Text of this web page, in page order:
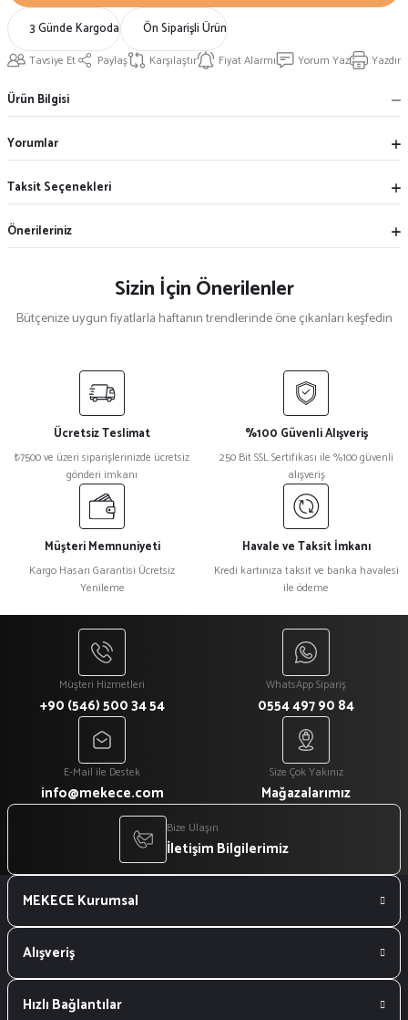
3 Günde Kargoda Ön Siparişli Ürün
Tavsiye Et Paylaş Karşılaştır Fiyat Alarmı Yorum Yaz Yazdır
Ürün Bilgisi
Yorumlar
Taksit Seçenekleri
Önerileriniz
Sizin İçin Önerilenler
Bütçenize uygun fiyatlarla haftanın trendlerinde öne çıkanları keşfedin
Nikah Şekeri Hediyeliği Metal Ayna Magnet Nks-01
₺ 47
%15
Kristal Plaket Ekt-165a
₺ 918
Ücretsiz Teslimat
₺7500 ve üzeri siparişlerinizde ücretsiz
gönderi imkanı
%100 Güvenli Alışveriş
250 Bit SSL Sertifikası ile %100 güvenli
alışveriş
Müşteri Memnuniyeti
Kargo Hasarı Garantisi Ücretsiz
Yenileme
Havale ve Taksit İmkanı
Kredi kartınıza taksit ve banka havalesi
ile ödeme
Müşteri Hizmetleri
+90 (546) 500 34 54
WhatsApp Sipariş
0554 497 90 84
E-Mail ile Destek
info@mekece.com
Size Çok Yakınız
Mağazalarımız
Bize Ulaşın
İletişim Bilgilerimiz
MEKECE Kurumsal
Alışveriş
Hızlı Bağlantılar